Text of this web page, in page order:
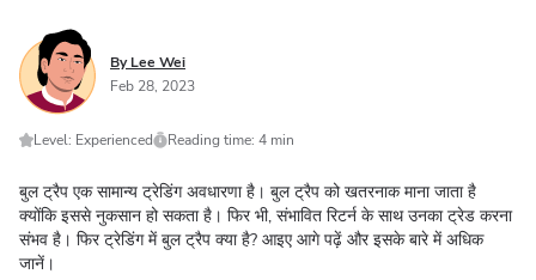
By Lee Wei
Feb 28, 2023
Level: Experienced Reading time: 4 min
बुल ट्रैप एक सामान्य ट्रेडिंग अवधारणा है। बुल ट्रैप को खतरनाक माना जाता है
क्योंकि इससे नुकसान हो सकता है। फिर भी, संभावित रिटर्न के साथ उनका ट्रेड करना
संभव है। फिर ट्रेडिंग में बुल ट्रैप क्या है? आइए आगे पढ़ें और इसके बारे में अधिक
जानें।